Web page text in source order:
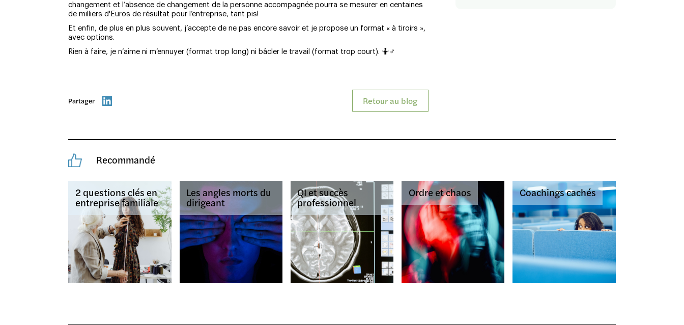
changement et l’absence de changement de la personne accompagnée pourra se mesurer en centaines
de milliers d'Euros de résultat pour l’entreprise, tant pis!
Et enfin, de plus en plus souvent, j’accepte de ne pas encore savoir et je propose un format « à tiroirs »,
avec options.
Rien à faire, je n’aime ni m’ennuyer (format trop long) ni bâcler le travail (format trop court). 🤷♂️
Partager Retour au blog
Recommandé
2 questions clés en
entreprise familiale
Les angles morts du
dirigeant
QI et succès
professionnel
Ordre et chaos Coachings cachés